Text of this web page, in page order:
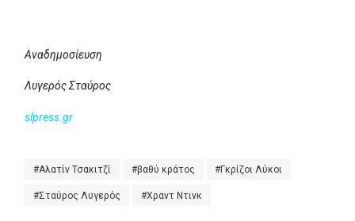
Αναδημοσίευση
Λυγερός Σταύρος
slpress.gr
Αλατίν Τσακιτζί βαθύ κράτος Γκρίζοι Λύκοι
Σταύρος Λυγερός Χραντ Ντινκ